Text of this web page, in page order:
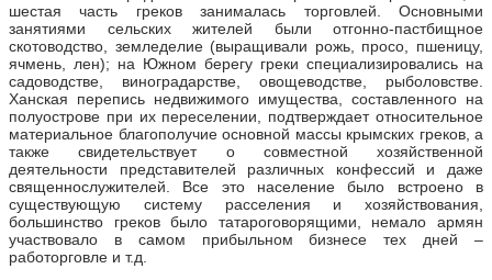
шестая часть греков занималась торговлей. Основными
занятиями сельских жителей были отгонно-пастбищное
скотоводство, земледелие (выращивали рожь, просо, пшеницу,
ячмень, лен); на Южном берегу греки специализировались на
садоводстве, виноградарстве, овощеводстве, рыболовстве.
Ханская перепись недвижимого имущества, составленного на
полуострове при их переселении, подтверждает относительное
материальное благополучие основной массы крымских греков, а
также свидетельствует о совместной хозяйственной
деятельности представителей различных конфессий и даже
священнослужителей. Все это население было встроено в
существующую систему расселения и хозяйствования,
большинство греков было татароговорящими, немало армян
участвовало в самом прибыльном бизнесе тех дней –
работорговле и т.д.